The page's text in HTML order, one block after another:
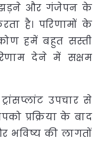
झड़ने और गंजेपन के
है। परिणामों के
हमें बहुत सस्ती
देने में सक्षम
उपचार से
प्रक्रिया के बाद
की लागतों